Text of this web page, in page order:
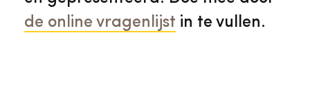
Ervenconsulent
Voorpagina Monumentenwacht
de online vragenlijst in te vullen.